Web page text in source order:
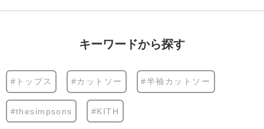
キーワードから探す
#トップス #カットソー #半袖カットソー
#thesimpsons #KITH